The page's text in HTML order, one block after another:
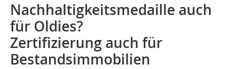
Nachhaltigkeitsmedaille auch
für Oldies?
Zertifizierung auch für
Bestandsimmobilien